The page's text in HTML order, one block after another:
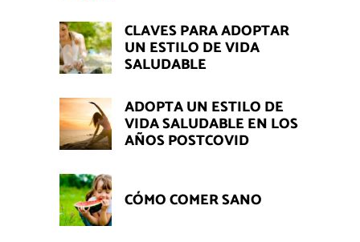
CLAVES PARA ADOPTAR
UN ESTILO DE VIDA
SALUDABLE
ADOPTA UN ESTILO DE
VIDA SALUDABLE EN LOS
AÑOS POSTCOVID
CÓMO COMER SANO